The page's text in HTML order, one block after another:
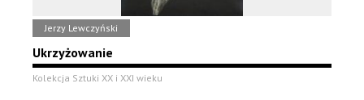
Jerzy Lewczyński
Ukrzyżowanie
Kolekcja Sztuki XX i XXI wieku